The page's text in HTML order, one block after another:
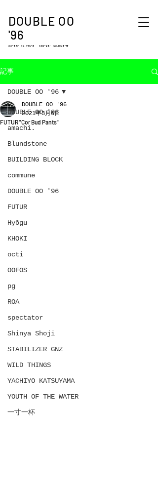
DOUBLE OO
'96
33°35′ 10.774″N 130°23′ 42.048″W
記事
DOUBLE OO '96
amachi.
Blundstone
BUILDING BLOCK
commune
DOUBLE OO '96
FUTUR
Hyōgu
KHOKI
octi
OOFOS
pg
ROA
spectator
Shinya Shoji
STABILIZER GNZ
WILD THINGS
YACHIYO KATSUYAMA
YOUTH OF THE WATER
一寸一杯
DOUBLE OO '96
FUTUR "Cor Bud Pants"
DOUBLE OO '96
2021年3月6日